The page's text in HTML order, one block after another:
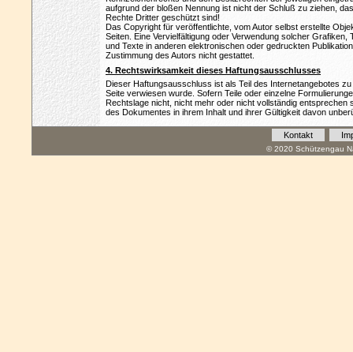
aufgrund der bloßen Nennung ist nicht der Schluß zu ziehen,
Rechte Dritter geschützt sind!
Das Copyright für veröffentlichte, vom Autor selbst erstellte
Seiten. Eine Vervielfältigung oder Verwendung solcher Grafiken,
und Texte in anderen elektronischen oder gedruckten
Zustimmung des Autors nicht gestattet.
4. Rechtswirksamkeit dieses Haftungsausschlusses
Dieser Haftungsausschluss ist als Teil des Internetangebotes
Seite verwiesen wurde. Sofern Teile oder einzelne
Rechtslage nicht, nicht mehr oder nicht vollständig entsprechen
des Dokumentes in ihrem Inhalt und ihrer Gültigkeit davon
Kontakt
© 2020 Schützengau